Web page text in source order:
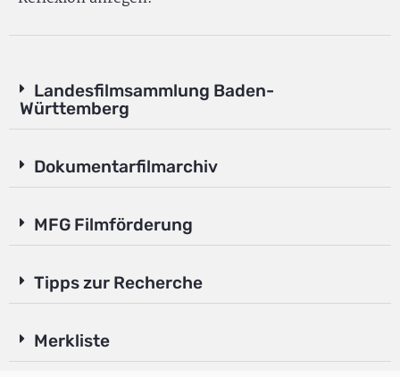
Landesfilmsammlung Baden-
Württemberg
Dokumentarfilmarchiv
MFG Filmförderung
Tipps zur Recherche
Merkliste